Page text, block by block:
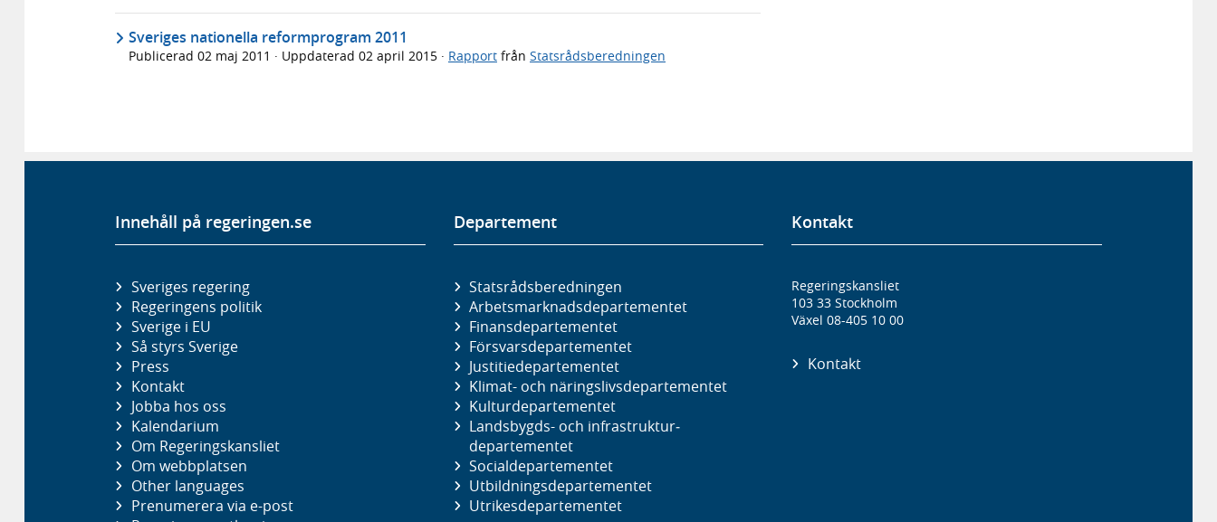
Sveriges nationella reformprogram 2011
Publicerad 02 maj 2011 · Uppdaterad 02 april 2015 · Rapport från Statsrådsberedningen
Innehåll på regeringen.se
Sveriges regering
Regeringens politik
Sverige i EU
Så styrs Sverige
Press
Kontakt
Jobba hos oss
Kalendarium
Om Regeringskansliet
Om webbplatsen
Other languages
Prenumerera via e-post
Departement
Statsrådsberedningen
Arbetsmarknads­departementet
Finans­departementet
Försvars­departementet
Justitie­departementet
Klimat- och näringslivs­departementet
Kultur­departementet
Landsbygds- och infrastruktur­
departementet
Social­departementet
Utbildnings­departementet
Utrikes­departementet
Kontakt
Regeringskansliet
103 33 Stockholm
Växel 08-405 10 00
Kontakt